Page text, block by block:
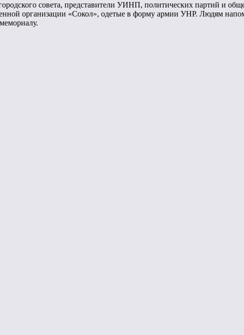
совета, представители УИНП, политических партий и
организации «Сокол», одетые в форму армии УНР. Людям